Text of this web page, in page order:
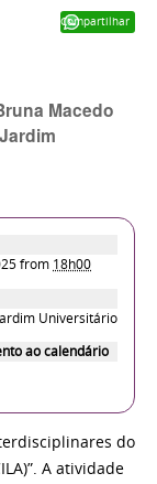
Compartilhar
Macedo
from 18h00
Universitário
ao calendário
do
A atividade